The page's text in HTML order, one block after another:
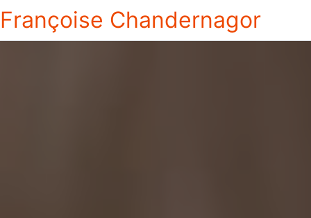
Françoise Chandernagor